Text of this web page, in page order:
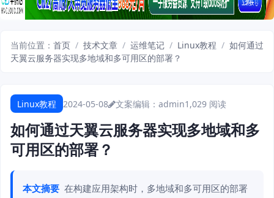
当前位置： 首页 / 技术文章 / 运维笔记 / Linux教程 / 如何通过
天翼云服务器实现多地域和多可用区的部署？
Linux教程 2024-05-08 文案编辑：admin1,029 阅读
如何通过天翼云服务器实现多地域和多
可用区的部署？
本文摘要 在构建应用架构时，多地域和多可用区的部署